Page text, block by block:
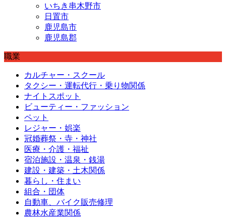
いちき串木野市
日置市
鹿児島市
鹿児島郡
職業
カルチャー・スクール
タクシー・運転代行・乗り物関係
ナイトスポット
ビューティー・ファッション
ペット
レジャー・娯楽
冠婚葬祭・寺・神社
医療・介護・福祉
宿泊施設・温泉・銭湯
建設・建築・土木関係
暮らし・住まい
組合・団体
自動車、バイク販売修理
農林水産業関係